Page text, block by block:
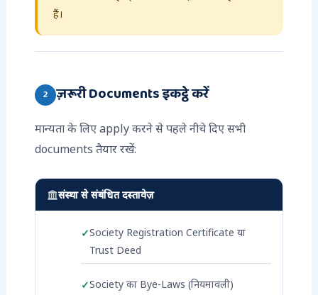
हैं।
2 ज़रूरी Documents इकट्ठे करें
मान्यता के लिए apply करने से पहले नीचे दिए सभी
documents तैयार रखें:
संस्था से संबंधित दस्तावेज़
Society Registration Certificate या
Trust Deed
Society का Bye-Laws (नियमावली)